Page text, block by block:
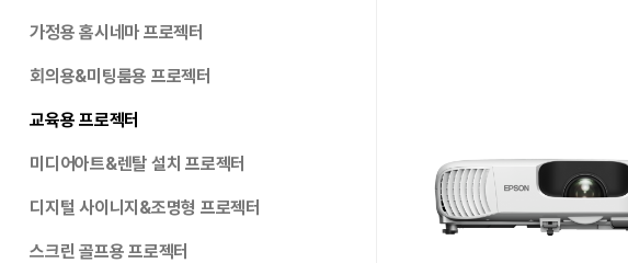
가정용 홈시네마 프로젝터
회의용&미팅룸용 프로젝터
교육용 프로젝터
미디어아트&렌탈 설치 프로젝터
디지털 사이니지&조명형 프로젝터
스크린 골프용 프로젝터